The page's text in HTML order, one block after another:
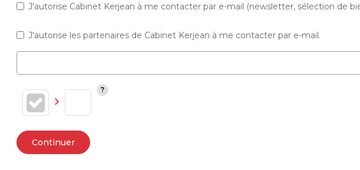
J'autorise Cabinet Kerjean à me contacter par e-mail (newsletter, sélection de
J'autorise les partenaires de Cabinet Kerjean à me contacter par e-mail.
Continuer